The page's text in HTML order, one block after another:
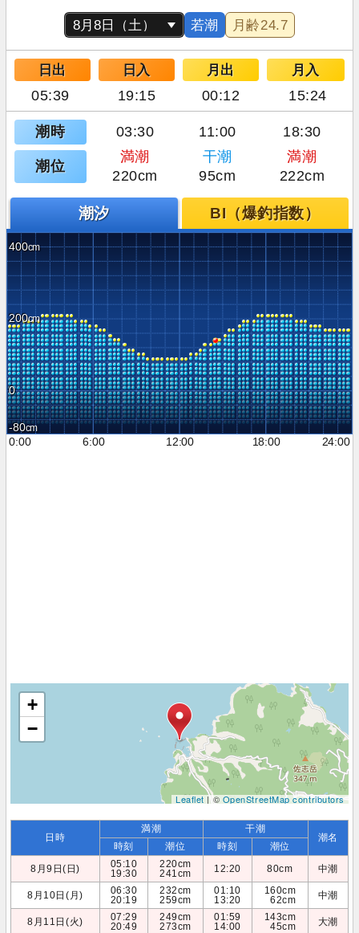
若潮 月齢24.7
日出 日入 月出 月入
05:39 19:15 00:12 15:24
潮時 03:30 11:00 18:30
潮位
満潮 干潮
満潮
220cm
95cm 222cm
潮汐 BI（爆釣指数）
400
200
0
-80
0:00
6:00 12:00 18:00 24:00
+
−
Leaflet| ©OpenStreetMap contributors
日時
満潮 干潮
潮名
時刻 潮位 時刻
潮位
8月9日(日)
05:10
19:30
220cm
241cm
12:20 80cm 中潮
8月10日(月)
06:30
20:19
232cm
259cm
01:10
13:20
160cm
62cm
中潮
8月11日(火)
07:29
20:49
249cm
273cm
01:59
14:00
143cm
45cm
大潮